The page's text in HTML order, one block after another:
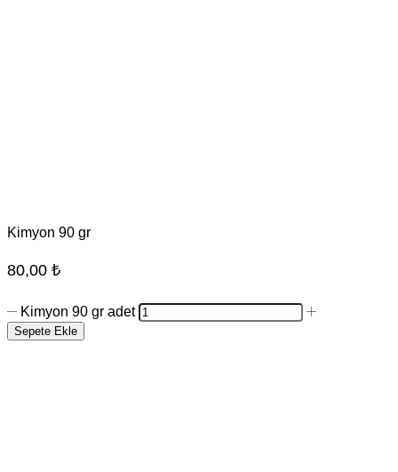
Kimyon 90 gr
80,00 ₺
Kimyon 90 gr adet
Sepete Ekle